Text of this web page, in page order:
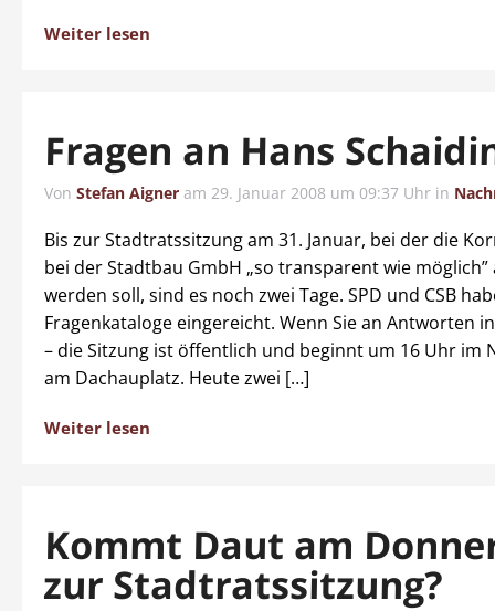
Weiter lesen
Fragen an Hans
Von Stefan Aigner am 29. Januar 2008 um 09:37 Uhr in
Bis zur Stadtratssitzung am 31. Januar, bei der die
bei der Stadtbau GmbH „so transparent wie
werden soll, sind es noch zwei Tage. SPD und CSB
Fragenkataloge eingereicht. Wenn Sie an Antworten
– die Sitzung ist öffentlich und beginnt um 16 Uhr im
am Dachauplatz. Heute zwei […]
Weiter lesen
Kommt Daut am
zur Stadtratssitzung?